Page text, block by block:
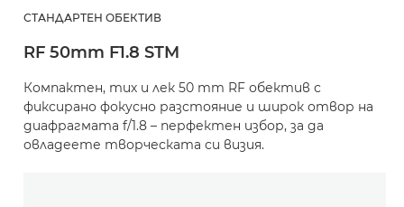
СТАНДАРТЕН ОБЕКТИВ
RF 50mm F1.8 STM
Компактен, тих и лек 50 mm RF обектив с
фиксирано фокусно разстояние и широк отвор на
диафрагмата f/1.8 – перфектен избор, за да
овладеете творческата си визия.